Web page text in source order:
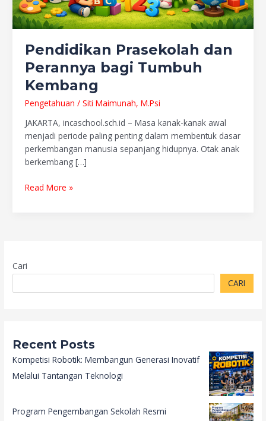
Pendidikan Prasekolah dan
Perannya bagi Tumbuh
Kembang
Pengetahuan / Siti Maimunah, M.Psi
JAKARTA, incaschool.sch.id – Masa kanak-kanak awal
menjadi periode paling penting dalam membentuk dasar
perkembangan manusia sepanjang hidupnya. Otak anak
berkembang […]
Read More »
Cari
CARI
Recent Posts
Kompetisi Robotik: Membangun Generasi Inovatif
Melalui Tantangan Teknologi
Program Pengembangan Sekolah Resmi